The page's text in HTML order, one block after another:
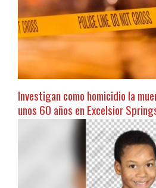
Investigan como homicidio la
unos 60 años en Excelsior